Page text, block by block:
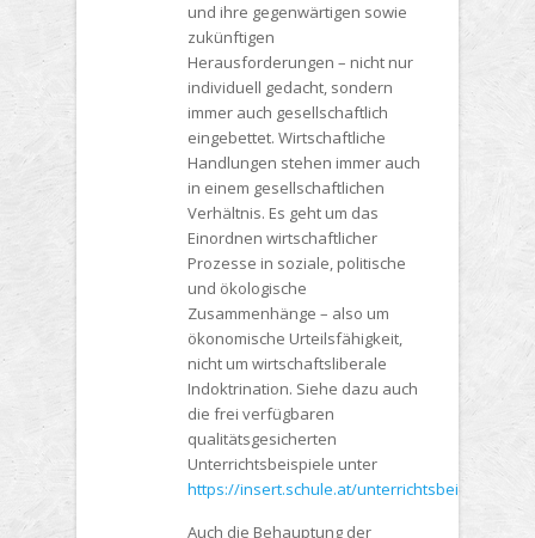
und ihre gegenwärtigen sowie
zukünftigen
Herausforderungen – nicht nur
individuell gedacht, sondern
immer auch gesellschaftlich
eingebettet. Wirtschaftliche
Handlungen stehen immer auch
in einem gesellschaftlichen
Verhältnis. Es geht um das
Einordnen wirtschaftlicher
Prozesse in soziale, politische
und ökologische
Zusammenhänge – also um
ökonomische Urteilsfähigkeit,
nicht um wirtschaftsliberale
Indoktrination. Siehe dazu auch
die frei verfügbaren
qualitätsgesicherten
Unterrichtsbeispiele unter
https://insert.schule.at/unterrichtsbeispiele
Auch die Behauptung der